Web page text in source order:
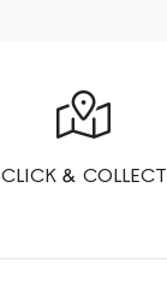
CLICK & COLLECT